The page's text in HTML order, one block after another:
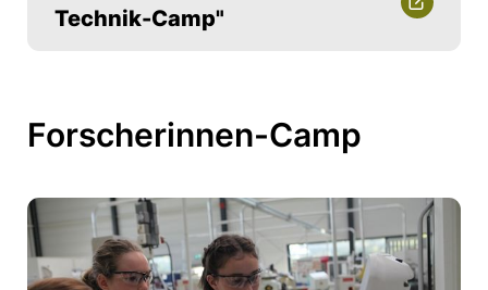
Technik-Camp"
Forscherinnen-Camp